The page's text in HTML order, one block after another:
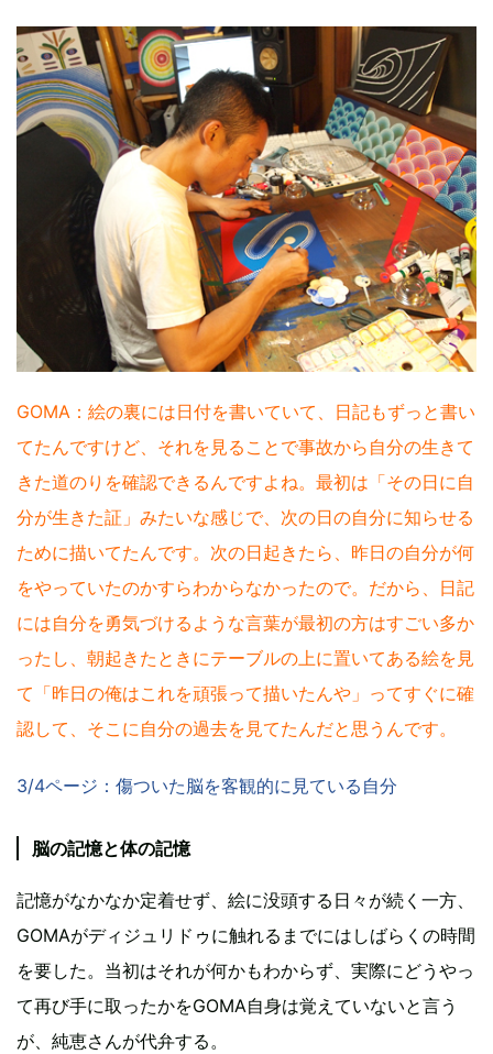
GOMA：絵の裏には日付を書いていて、日記もずっと書い
てたんですけど、それを見ることで事故から自分の生きて
きた道のりを確認できるんですよね。最初は「その日に自
分が生きた証」みたいな感じで、次の日の自分に知らせる
ために描いてたんです。次の日起きたら、昨日の自分が何
をやっていたのかすらわからなかったので。だから、日記
には自分を勇気づけるような言葉が最初の方はすごい多か
ったし、朝起きたときにテーブルの上に置いてある絵を見
て「昨日の俺はこれを頑張って描いたんや」ってすぐに確
認して、そこに自分の過去を見てたんだと思うんです。
3/4ページ：傷ついた脳を客観的に見ている自分
脳の記憶と体の記憶
記憶がなかなか定着せず、絵に没頭する日々が続く一方、
GOMAがディジュリドゥに触れるまでにはしばらくの時間
を要した。当初はそれが何かもわからず、実際にどうやっ
て再び手に取ったかをGOMA自身は覚えていないと言う
が、純恵さんが代弁する。